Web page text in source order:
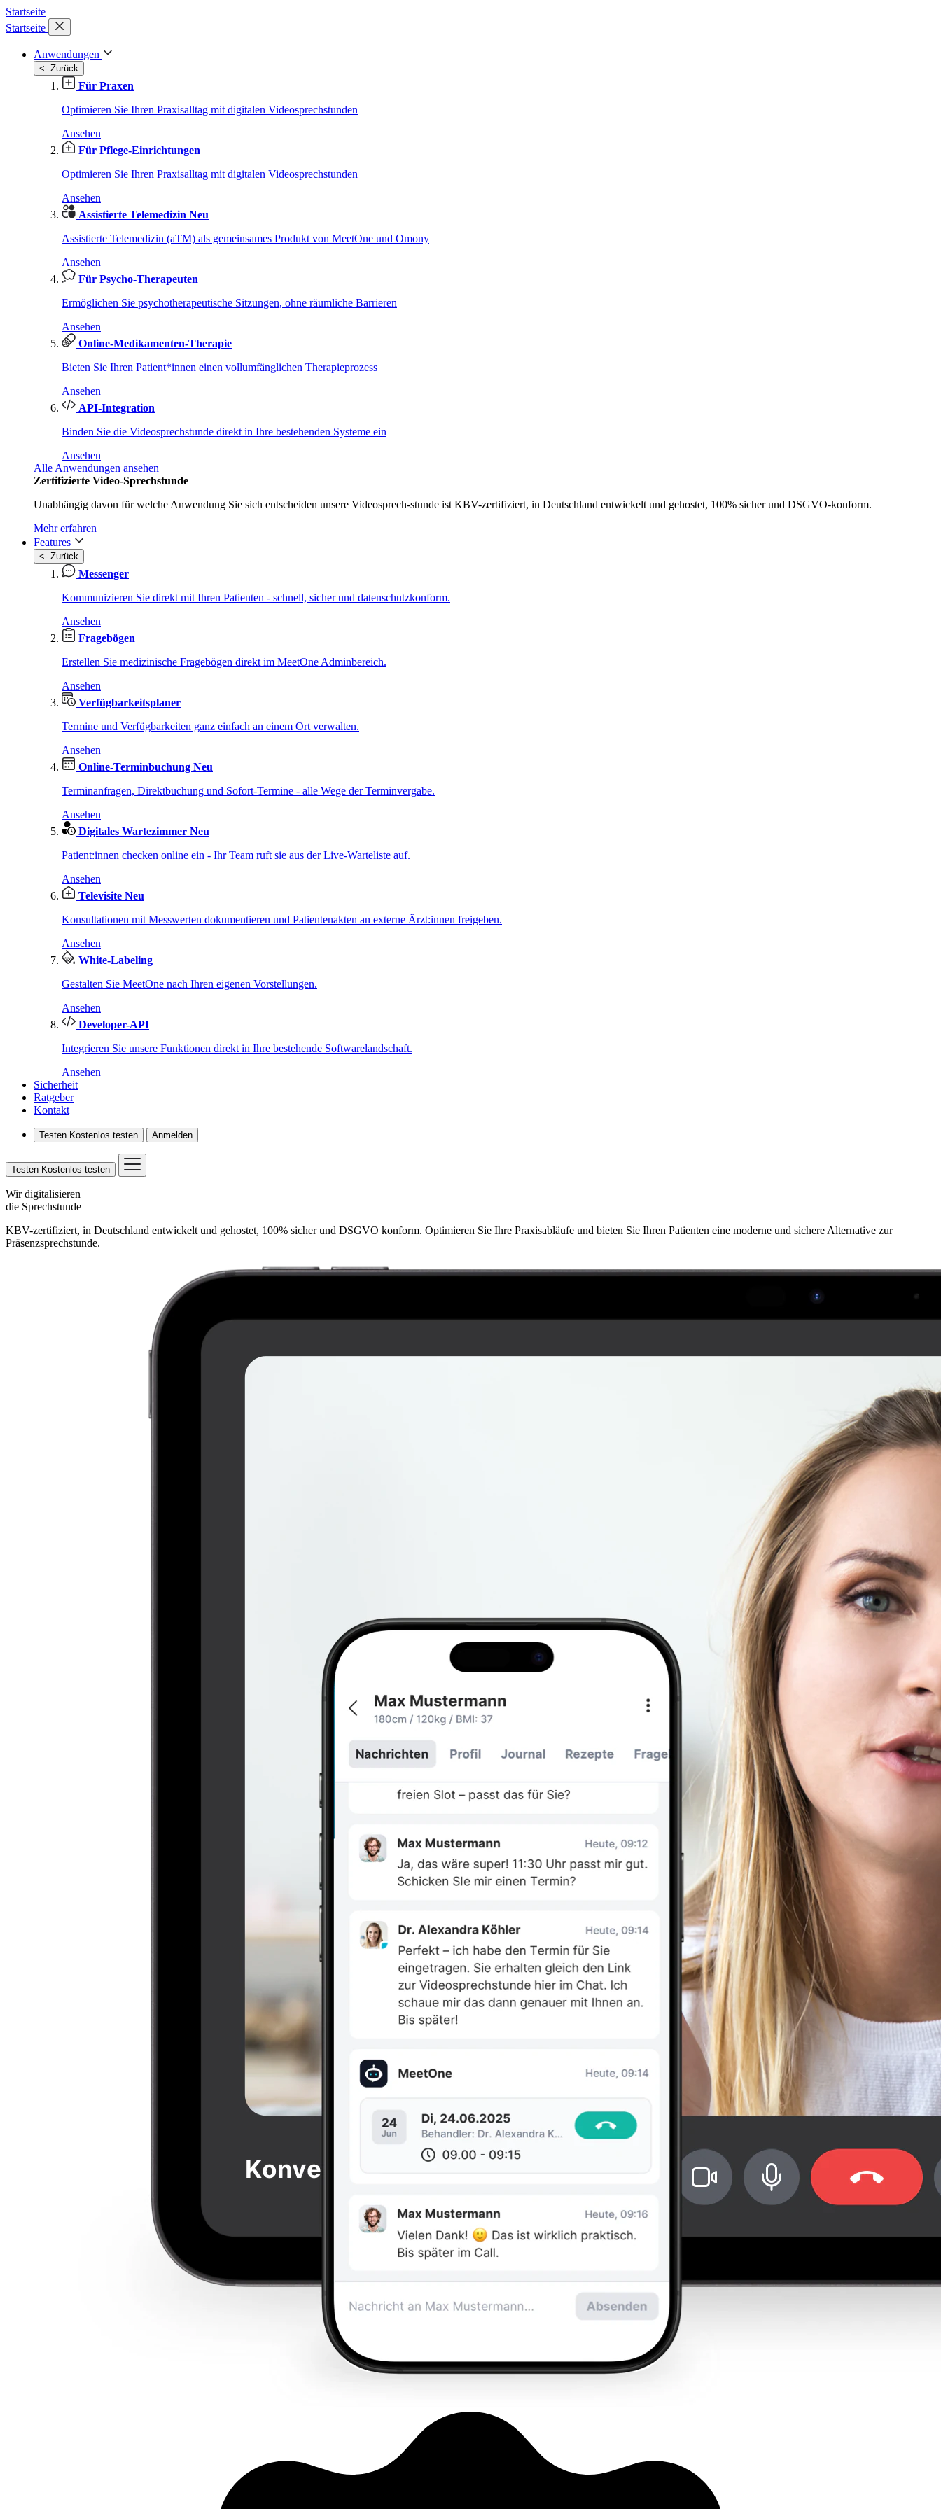
Startseite
Startseite
Anwendungen
<- Zurück
Für Praxen
Optimieren Sie Ihren Praxisalltag mit digitalen Videosprechstunden
Ansehen
Für Pflege-Einrichtungen
Optimieren Sie Ihren Praxisalltag mit digitalen Videosprechstunden
Ansehen
Assistierte Telemedizin Neu
Assistierte Telemedizin (aTM) als gemeinsames Produkt von MeetOne und Omony
Ansehen
Für Psycho-Therapeuten
Ermöglichen Sie psychotherapeutische Sitzungen, ohne räumliche Barrieren
Ansehen
Online-Medikamenten-Therapie
Bieten Sie Ihren Patient*innen einen vollumfänglichen Therapieprozess
Ansehen
API-Integration
Binden Sie die Videosprechstunde direkt in Ihre bestehenden Systeme ein
Ansehen
Alle Anwendungen ansehen
Zertifizierte Video-Sprechstunde
Unabhängig davon für welche Anwendung Sie sich entscheiden unsere Videosprech-stunde ist KBV-zertifiziert, in Deutschland entwickelt und gehostet, 100% sicher und DSGVO-konform.
Mehr erfahren
Features
<- Zurück
Messenger
Kommunizieren Sie direkt mit Ihren Patienten - schnell, sicher und datenschutzkonform.
Ansehen
Fragebögen
Erstellen Sie medizinische Fragebögen direkt im MeetOne Adminbereich.
Ansehen
Verfügbarkeitsplaner
Termine und Verfügbarkeiten ganz einfach an einem Ort verwalten.
Ansehen
Online-Terminbuchung Neu
Terminanfragen, Direktbuchung und Sofort-Termine - alle Wege der Terminvergabe.
Ansehen
Digitales Wartezimmer Neu
Patient:innen checken online ein - Ihr Team ruft sie aus der Live-Warteliste auf.
Ansehen
Televisite Neu
Konsultationen mit Messwerten dokumentieren und Patientenakten an externe Ärzt:innen freigeben.
Ansehen
White-Labeling
Gestalten Sie MeetOne nach Ihren eigenen Vorstellungen.
Ansehen
Developer-API
Integrieren Sie unsere Funktionen direkt in Ihre bestehende Softwarelandschaft.
Ansehen
Sicherheit
Ratgeber
Kontakt
Testen Kostenlos testen Anmelden
Testen Kostenlos testen
Wir digit­alisieren
die Sprech­stunde
KBV-zertifiziert, in Deutschland entwickelt und gehostet, 100% sicher und DSGVO konform. Optimieren Sie Ihre Praxisabläufe und bieten Sie Ihren Patienten eine moderne und sichere Alternative zur
Präsenzsprechstunde.